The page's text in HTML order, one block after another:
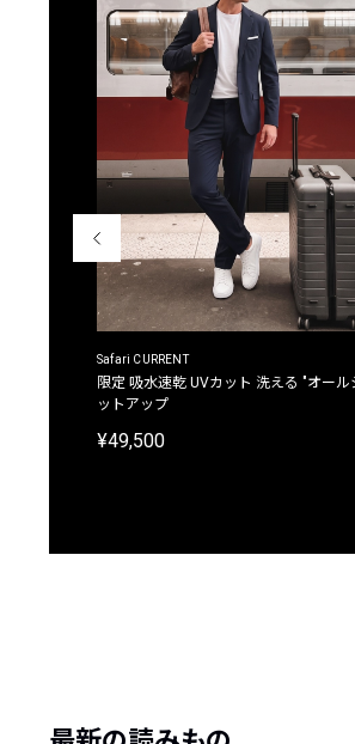
Safari CURRENT
限定 吸水速乾 UVカット 洗える "オール
ットアップ
¥49,500